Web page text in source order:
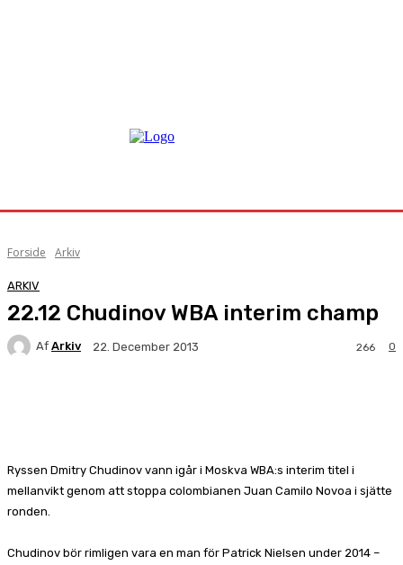
Forside Arkiv
ARKIV
22.12 Chudinov WBA interim champ
Af Arkiv 22. December 2013 0
266
Ryssen Dmitry Chudinov vann igår i Moskva WBA:s interim titel i
mellanvikt genom att stoppa colombianen Juan Camilo Novoa i sjätte
ronden.
Chudinov bör rimligen vara en man för Patrick Nielsen under 2014 –